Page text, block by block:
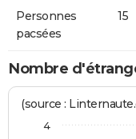
Personnes
pacsées
15
Nombre
(source :
4